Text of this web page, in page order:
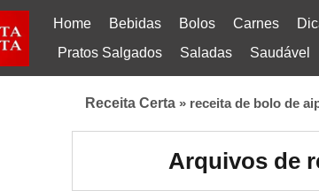
Home Bebidas Bolos Carnes
Pratos Salgados
Saladas Saudável
Receita Certa » receita de bolo de
Arquivos de